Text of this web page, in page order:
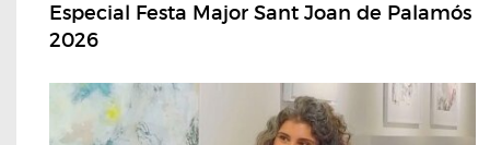
Especial Festa Major Sant Joan de Palamós
2026